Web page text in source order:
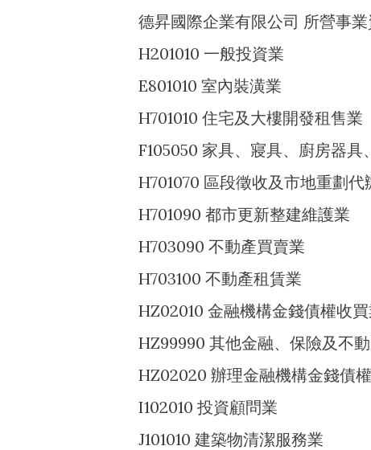
德昇國際企業有限公司 所營事業
H201010 一般投資業
E801010 室內裝潢業
H701010 住宅及大樓開發租售業
F105050 家具、寢具、廚房器具
H701070 區段徵收及市地重劃代
H701090 都市更新整建維護業
H703090 不動產買賣業
H703100 不動產租賃業
HZ02010 金融機構金錢債權收
HZ99990 其他金融、保險及不
HZ02020 辦理金融機構金錢債
I102010 投資顧問業
J101010 建築物清潔服務業